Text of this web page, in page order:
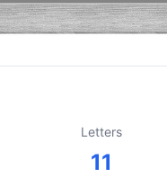
Letters
11